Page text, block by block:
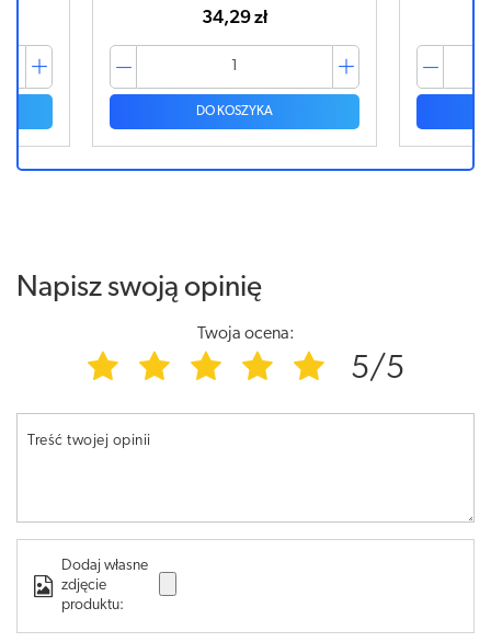
17,97 zł
DO KOSZYKA
Napisz swoją opinię
Twoja ocena:
5/5
Treść twojej opinii
Dodaj własne
zdjęcie
produktu: